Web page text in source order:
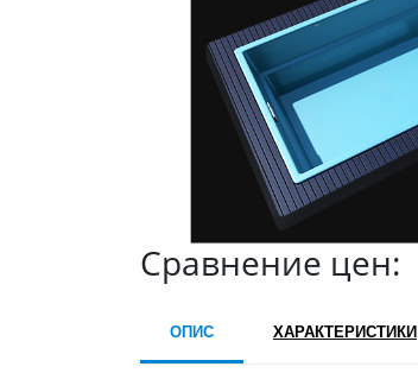
Сравнение цен:
ОПИС ХАРАКТЕРИСТИКИ